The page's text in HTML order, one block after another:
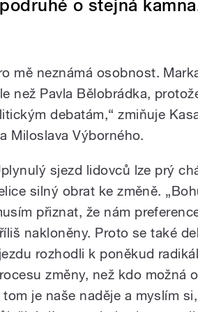
o stejná
mě neznámá osobnost.
než Pavla Bělobrádka,
debatám,“ zmiňuje
Miloslava Výborného.
sjezd lidovců lze prý
silný obrat ke změně.
přiznat, že nám
nakloněny. Proto se také
rozhodli k poněkud
změny, než kdo možná
tom je naše naděje a myslím